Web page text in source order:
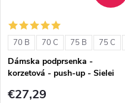
70 B 70 C 75 B 75 C
Dámska podprsenka -
korzetová - push-up - Sielei
€27,29